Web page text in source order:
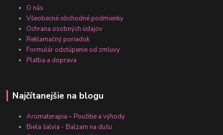
O nás
Všeobecné obchodné podmienky
Ochrana osobných údajov
Reklamačný poriadok
Formulár odstúpenie od zmluvy
Platba a doprava
Najčítanejšie na blogu
Aromaterapia – Použitie a výhody
Biela šalvia - Balzam na dušu